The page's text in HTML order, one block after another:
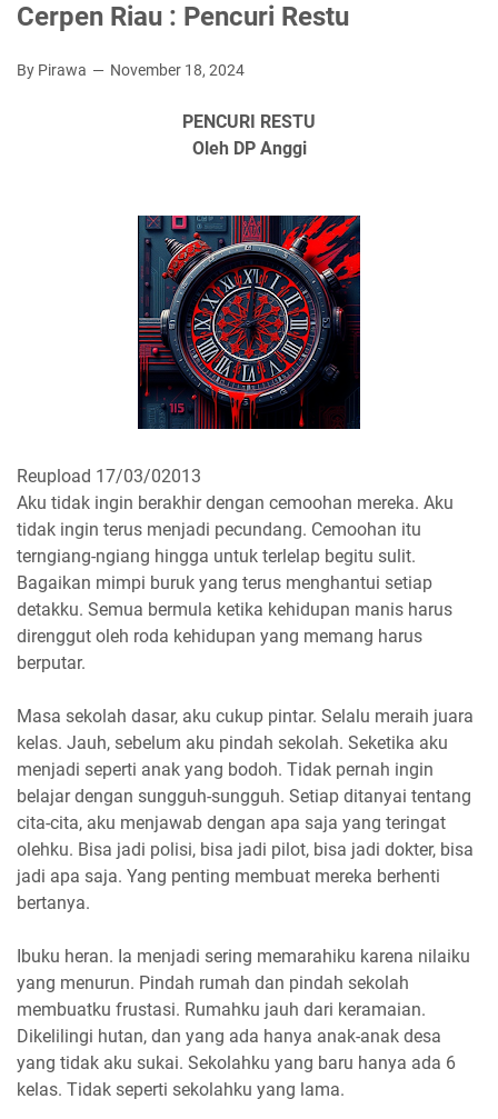
Cerpen Riau : Pencuri Restu
By Pirawa November 18, 2024
PENCURI RESTU
Oleh DP Anggi
Reupload 17/03/02013
Aku tidak ingin berakhir dengan cemoohan mereka. Aku
tidak ingin terus menjadi pecundang. Cemoohan itu
terngiang-ngiang hingga untuk terlelap begitu sulit.
Bagaikan mimpi buruk yang terus menghantui setiap
detakku. Semua bermula ketika kehidupan manis harus
direnggut oleh roda kehidupan yang memang harus
berputar.
Masa sekolah dasar, aku cukup pintar. Selalu meraih juara
kelas. Jauh, sebelum aku pindah sekolah. Seketika aku
menjadi seperti anak yang bodoh. Tidak pernah ingin
belajar dengan sungguh-sungguh. Setiap ditanyai tentang
cita-cita, aku menjawab dengan apa saja yang teringat
olehku. Bisa jadi polisi, bisa jadi pilot, bisa jadi dokter, bisa
jadi apa saja. Yang penting membuat mereka berhenti
bertanya.
Ibuku heran. Ia menjadi sering memarahiku karena nilaiku
yang menurun. Pindah rumah dan pindah sekolah
membuatku frustasi. Rumahku jauh dari keramaian.
Dikelilingi hutan, dan yang ada hanya anak-anak desa
yang tidak aku sukai. Sekolahku yang baru hanya ada 6
kelas. Tidak seperti sekolahku yang lama.